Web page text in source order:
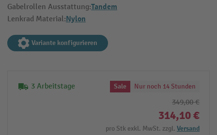
Gabelrollen Ausstattung:Tandem
Lenkrad Material:Nylon
Variante konfigurieren
3 Arbeitstage Sale Nur noch 14 Stunden
349,00 €
314,10 €
pro Stk exkl. MwSt. zzgl. Versand